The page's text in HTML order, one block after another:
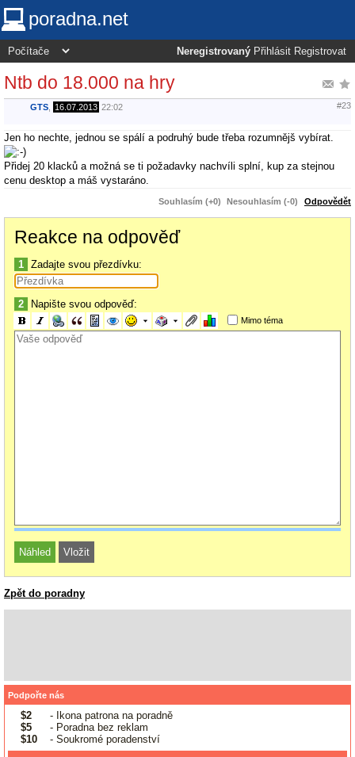
poradna.net
Neregistrovaný Přihlásit Registrovat
Ntb do 18.000 na hry
GTS 16.07.2013 22:02 #23
Jen ho nechte, jednou se spálí a podruhý bude třeba rozumnějš vybírat.
Přidej 20 klacků a možná se ti požadavky nachvíli splní, kup za stejnou
cenu desktop a máš vystaráno.
Souhlasím (+0) Nesouhlasím (-0) Odpovědět
Reakce na odpověď
1 Zadajte svou přezdívku:
2 Napište svou odpověď:
Mimo téma
Zpět do poradny
Podpořte nás
$2
- Ikona patrona na poradně
$5
- Poradna bez reklam
$10
- Soukromé poradenství